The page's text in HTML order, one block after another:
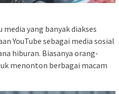
media yang banyak diakses
YouTube sebagai media sosial
hiburan. Biasanya orang-
menonton berbagai macam